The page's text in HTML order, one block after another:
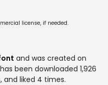
license, if needed.
and was created on
been downloaded 1,926
and liked 4 times.